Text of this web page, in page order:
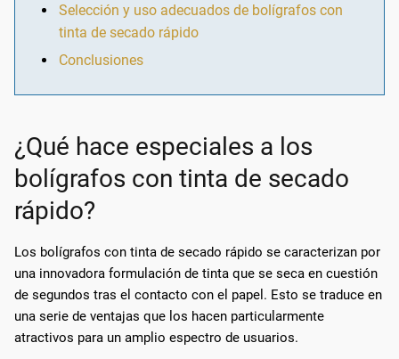
Selección y uso adecuados de bolígrafos con
tinta de secado rápido
Conclusiones
¿Qué hace especiales a los
bolígrafos con tinta de secado
rápido?
Los bolígrafos con tinta de secado rápido se caracterizan por
una innovadora formulación de tinta que se seca en cuestión
de segundos tras el contacto con el papel. Esto se traduce en
una serie de ventajas que los hacen particularmente
atractivos para un amplio espectro de usuarios.